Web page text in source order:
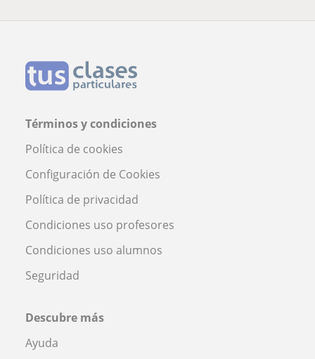
Términos y condiciones
Política de cookies
Configuración de Cookies
Política de privacidad
Condiciones uso profesores
Condiciones uso alumnos
Seguridad
Descubre más
Ayuda